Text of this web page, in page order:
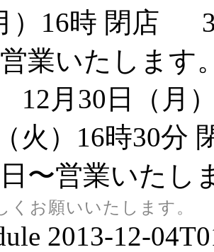
）16時 閉店
業いたします
12月30日（月
）16時30分
〜営業いたし
くお願いいたします。
2013-12-